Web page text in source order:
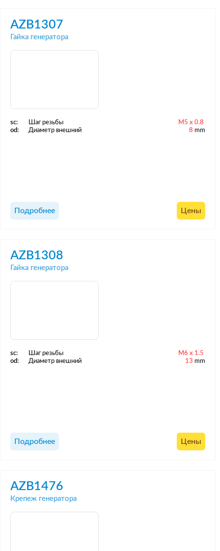
AZB1307
Гайка генератора
sc: Шаг резьбы
M5 x 0.8
od:
Диаметр внешний 8 mm
Подробнее Цены
AZB1308
Гайка генератора
sc: Шаг резьбы
M6 x 1.5
od:
Диаметр внешний 13 mm
Подробнее Цены
AZB1476
Крепеж генератора